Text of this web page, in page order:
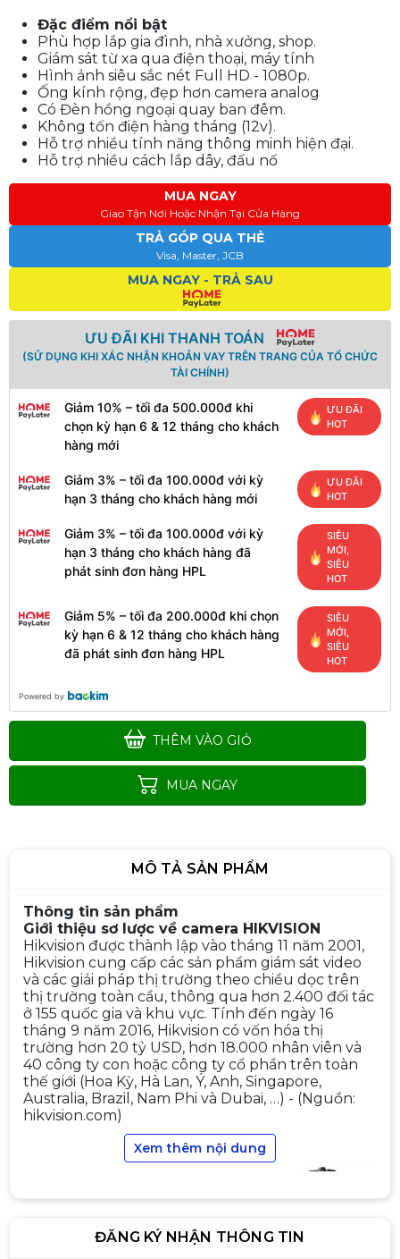
Đặc điểm nổi bật
Phù hợp lắp gia đình, nhà xưởng, shop.
Giám sát từ xa qua điện thoại, máy tính
Hình ảnh siêu sắc nét Full HD - 1080p.
Ống kính rộng, đẹp hơn camera analog
Có Đèn hồng ngoại quay ban đêm.
Không tốn điện hàng tháng (12v).
Hỗ trợ nhiều tính năng thông minh hiện đại.
Hỗ trợ nhiều cách lắp dây, đấu nố
MUA NGAY
Giao Tận Nơi Hoặc Nhận Tại Cửa Hàng
TRẢ GÓP QUA THẺ
Visa, Master, JCB
MUA NGAY - TRẢ SAU
ƯU ĐÃI KHI THANH TOÁN
(SỬ DỤNG KHI XÁC NHẬN KHOẢN VAY TRÊN TRANG CỦA TỔ CHỨC
TÀI CHÍNH)
Giảm 10% – tối đa 500.000đ khi
chọn kỳ hạn 6 & 12 tháng cho khách
hàng mới
ƯU ĐÃI
HOT
Giảm 3% – tối đa 100.000đ với kỳ
hạn 3 tháng cho khách hàng mới
ƯU ĐÃI
HOT
Giảm 3% – tối đa 100.000đ với kỳ
hạn 3 tháng cho khách hàng đã
phát sinh đơn hàng HPL
SIÊU
MỚI,
SIÊU
HOT
Giảm 5% – tối đa 200.000đ khi chọn
kỳ hạn 6 & 12 tháng cho khách hàng
đã phát sinh đơn hàng HPL
SIÊU
MỚI,
SIÊU
HOT
Powered by
THÊM VÀO GIỎ
MUA NGAY
MÔ TẢ SẢN PHẨM
Thông tin sản phẩm
Giới thiệu sơ lược về camera HIKVISION
Hikvision được thành lập vào tháng 11 năm 2001,
Hikvision cung cấp các sản phẩm giám sát video
và các giải pháp thị trường theo chiều dọc trên
thị trường toàn cầu, thông qua hơn 2.400 đối tác
ở 155 quốc gia và khu vực. Tính đến ngày 16
tháng 9 năm 2016, Hikvision có vốn hóa thị
trường hơn 20 tỷ USD, hơn 18.000 nhân viên và
40 công ty con hoặc công ty cổ phần trên toàn
thế giới (Hoa Kỳ, Hà Lan, Ý, Anh, Singapore,
Australia, Brazil, Nam Phi và Dubai, …) - (Nguồn:
hikvision.com)
Xem thêm nội dung
ĐĂNG KÝ NHẬN THÔNG TIN
Camera IP Dome 4MP HIKVISION
DS-2CD2143G0-IU (Có Mic)
2.190.000đ 2.590.000đ
-15%
Camera IP 2.0MP HIKVISION DS-
2CD1023G0E
-22%